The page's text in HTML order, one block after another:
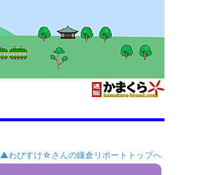
▲わびすけ☆さんの鎌倉リポートトップへ